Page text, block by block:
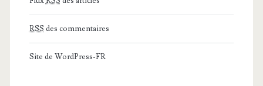
RSS des commentaires
Site de WordPress-FR